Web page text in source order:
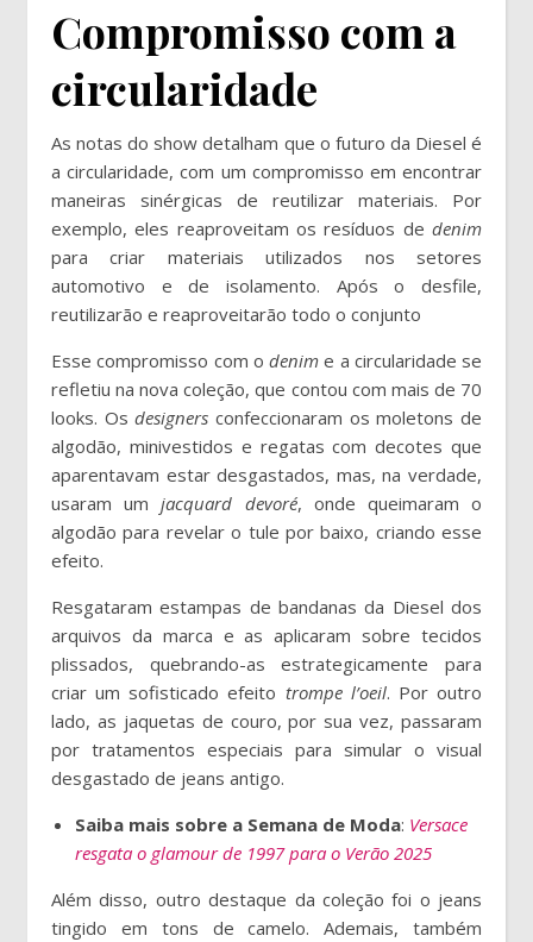
Compromisso com a
circularidade
As notas do show detalham que o futuro da Diesel é
a circularidade, com um compromisso em encontrar
maneiras sinérgicas de reutilizar materiais. Por
exemplo, eles reaproveitam os resíduos de denim
para criar materiais utilizados nos setores
automotivo e de isolamento. Após o desfile,
reutilizarão e reaproveitarão todo o conjunto
Esse compromisso com o denim e a circularidade se
refletiu na nova coleção, que contou com mais de 70
looks. Osdesigners confeccionaram os moletons de
algodão, minivestidos e regatas com decotes que
aparentavam estar desgastados, mas, na verdade,
usaram umjacquard devoré, onde queimaram o
algodão para revelar o tule por baixo, criando esse
efeito.
Resgataram estampas de bandanas da Diesel dos
arquivos da marca e as aplicaram sobre tecidos
plissados, quebrando-as estrategicamente para
criar um sofisticado efeito trompe l’oeil. Por outro
lado, as jaquetas de couro, por sua vez, passaram
por tratamentos especiais para simular o visual
desgastado de jeans antigo.
Saiba mais sobre a Semana de Moda: Versace
resgata o glamour de 1997 para o Verão 2025
Além disso, outro destaque da coleção foi o jeans
tingido em tons de camelo. Ademais, também